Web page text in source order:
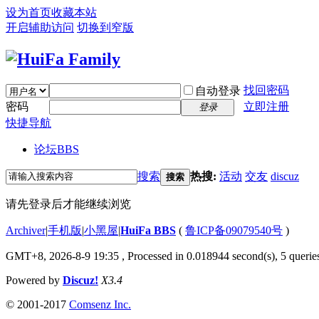
设为首页收藏本站
开启辅助访问 切换到窄版
自动登录 找回密码
密码
登录
立即注册
快捷导航
论坛BBS
搜索 搜索 热搜: 活动 交友 discuz
请先登录后才能继续浏览
Archiver|手机版|小黑屋|HuiFa BBS ( 鲁ICP备09079540号 )
GMT+8, 2026-8-9 19:35 , Processed in 0.018944 second(s), 5
Powered by Discuz! X3.4
© 2001-2017 Comsenz Inc.